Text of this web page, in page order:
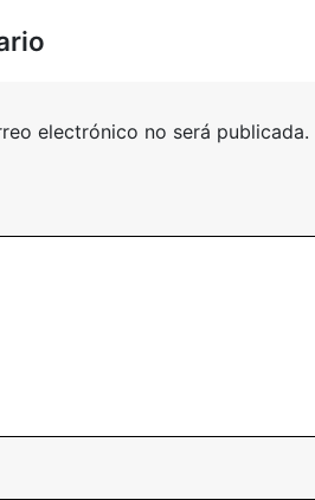
electrónico no será publicada.